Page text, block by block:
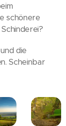
schönere
die
Scheinbar